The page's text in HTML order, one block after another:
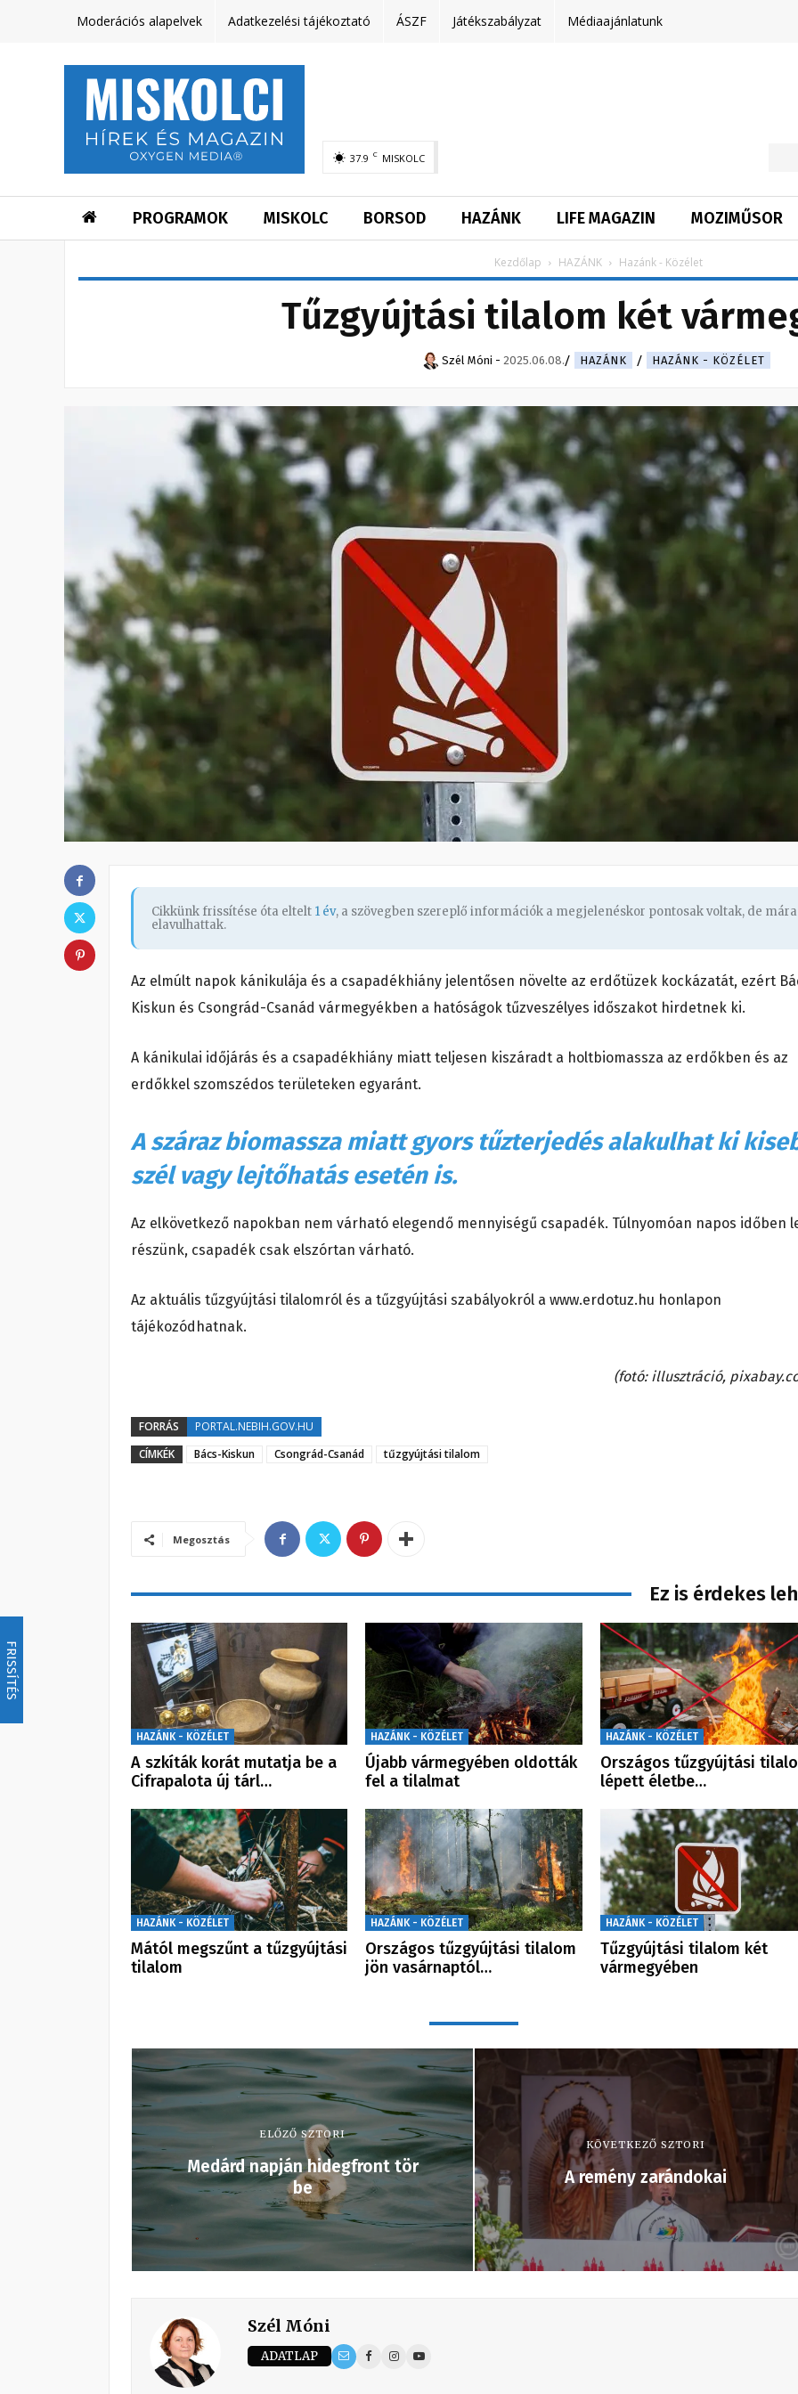
FRISSÍTÉS
Moderációs alapelvek Adatkezelési tájékoztató ÁSZF Játékszabályzat Médiaajánlatunk
37.9 C MISKOLC
PROGRAMOK MISKOLC BORSOD HAZÁNK LIFE MAGAZIN MOZIMŰSOR
Kezdőlap HAZÁNK Hazánk - Közélet
Tűzgyújtási tilalom két
Szél Móni - 2025.06.08. HAZÁNK HAZÁNK - KÖZÉLET
Cikkünk frissítése óta eltelt 1 év, a szövegben szereplő információk a megjelenéskor pontosak voltak, de mára
elavulhattak.
Az elmúlt napok kánikulája és a csapadékhiány jelentősen növelte az erdőtüzek kockázatát, ezért
Kiskun és Csongrád-Csanád vármegyékben a hatóságok tűzveszélyes időszakot hirdetnek ki.
A kánikulai időjárás és a csapadékhiány miatt teljesen kiszáradt a holtbiomassza az erdőkben és az
erdőkkel szomszédos területeken egyaránt.
A száraz biomassza miatt gyors tűzterjedés alakulhat ki
szél vagy lejtőhatás esetén is.
Az elkövetkező napokban nem várható elegendő mennyiségű csapadék. Túlnyomóan napos időben
részünk, csapadék csak elszórtan várható.
Az aktuális tűzgyújtási tilalomról és a tűzgyújtási szabályokról a www.erdotuz.hu honlapon
tájékozódhatnak.
(fotó: illusztráció,
FORRÁS
PORTAL.NEBIH.GOV.HU
CÍMKÉK
Bács-Kiskun Csongrád-Csanád tűzgyújtási tilalom
Megosztás
Ez is érdekes
HAZÁNK - KÖZÉLET
A szkíták korát mutatja be a
Cifrapalota új tárl…
HAZÁNK - KÖZÉLET
Újabb vármegyében oldották
fel a tilalmat
HAZÁNK - KÖZÉLET
Országos tűzgyújtási
lépett életbe…
HAZÁNK - KÖZÉLET
Mától megszűnt a tűzgyújtási
tilalom
HAZÁNK - KÖZÉLET
Országos tűzgyújtási tilalom
jön vasárnaptól…
HAZÁNK - KÖZÉLET
Tűzgyújtási tilalom két
vármegyében
ELŐZŐ SZTORI
Medárd napján hidegfront tör
be
KÖVETKEZŐ SZTORI
A remény zarándokai
Szél Móni
ADATLAP